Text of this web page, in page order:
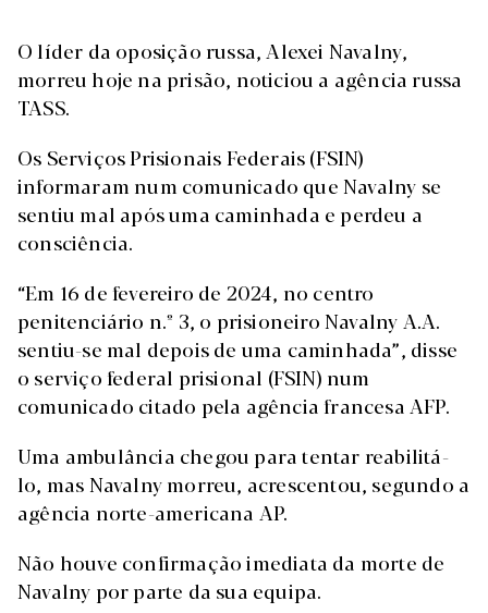
O líder da oposição russa, Alexei Navalny,
morreu hoje na prisão, noticiou a agência russa
TASS.
Os Serviços Prisionais Federais (FSIN)
informaram num comunicado que Navalny se
sentiu mal após uma caminhada e perdeu a
consciência.
“Em 16 de fevereiro de 2024, no centro
penitenciário n.º 3, o prisioneiro Navalny A.A.
sentiu-se mal depois de uma caminhada”, disse
o serviço federal prisional (FSIN) num
comunicado citado pela agência francesa AFP.
Uma ambulância chegou para tentar reabilitá-
lo, mas Navalny morreu, acrescentou, segundo a
agência norte-americana AP.
Não houve confirmação imediata da morte de
Navalny por parte da sua equipa.